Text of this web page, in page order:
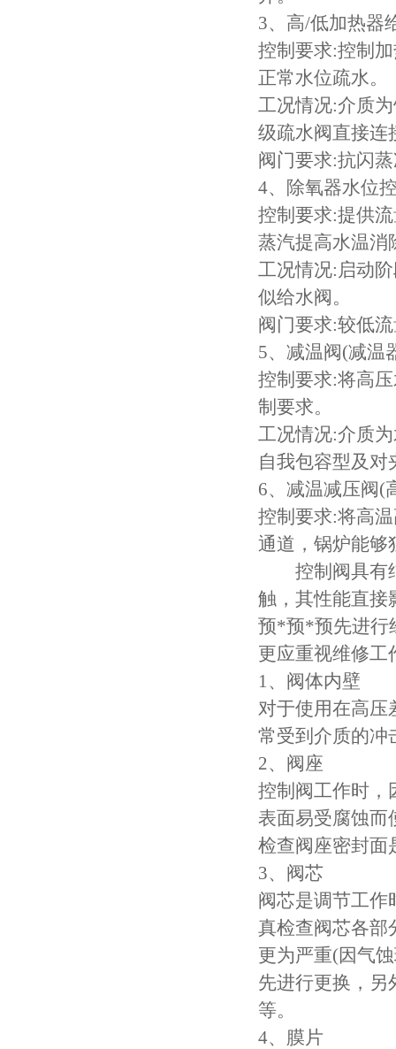
3、高/低加热器
控制要求:控制
正常水位疏水。
工况情况:介质
级疏水阀直接连
阀门要求:抗闪
4、除氧器水位
控制要求:提供
蒸汽提高水温消
工况情况:启动
似给水阀。
阀门要求:较低
5、减温阀(减温
控制要求:将高
制要求。
工况情况:介质
自我包容型及对
6、减温减压阀(
控制要求:将高
通道，锅炉能够
控制阀具有结
触，其性能直
预*预*预先进行
更应重视维修工
1、阀体内壁
对于使用在高压
常受到介质的冲
2、阀座
控制阀工作时
表面易受腐蚀而
检查阀座密封面
3、阀芯
阀芯是调节工作
真检查阀芯各部
更为严重(因气
先进行更换，另
等。
4、膜片